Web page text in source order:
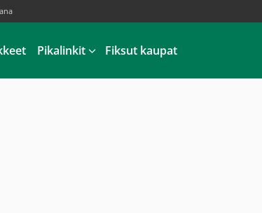
Pikalinkit Fiksut kaupat